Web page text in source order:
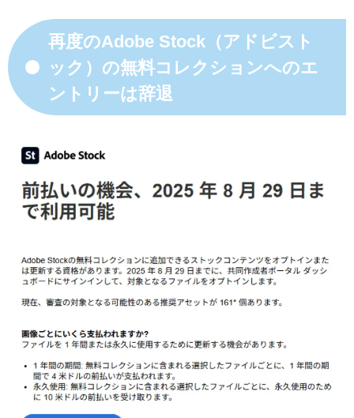
再度のAdobe Stock（アドビスト
ック）の無料コレクションへのエ
ントリーは辞退